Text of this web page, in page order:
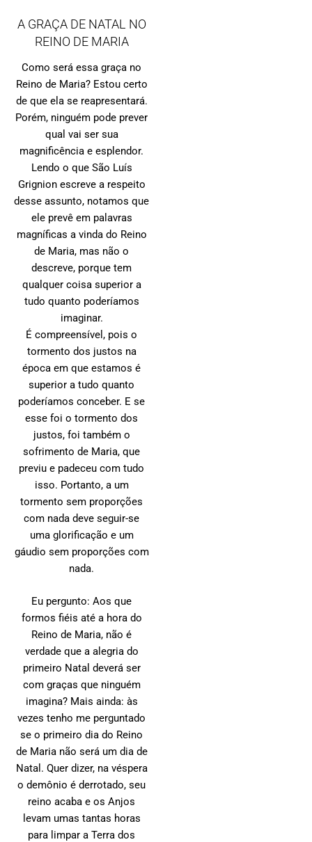
A GRAÇA DE NATAL NO
REINO DE MARIA
Como será essa graça no
Reino de Maria? Estou certo
de que ela se reapresentará.
Porém, ninguém pode prever
qual vai ser sua
magnificência e esplendor.
Lendo o que São Luís
Grignion escreve a respeito
desse assunto, notamos que
ele prevê em palavras
magníficas a vinda do Reino
de Maria, mas não o
descreve, porque tem
qualquer coisa superior a
tudo quanto poderíamos
imaginar.
É compreensível, pois o
tormento dos justos na
época em que estamos é
superior a tudo quanto
poderíamos conceber. E se
esse foi o tormento dos
justos, foi também o
sofrimento de Maria, que
previu e padeceu com tudo
isso. Portanto, a um
tormento sem proporções
com nada deve seguir-se
uma glorificação e um
gáudio sem proporções com
nada.
Eu pergunto: Aos que
formos fiéis até a hora do
Reino de Maria, não é
verdade que a alegria do
primeiro Natal deverá ser
com graças que ninguém
imagina? Mais ainda: às
vezes tenho me perguntado
se o primeiro dia do Reino
de Maria não será um dia de
Natal. Quer dizer, na véspera
o demônio é derrotado, seu
reino acaba e os Anjos
levam umas tantas horas
para limpar a Terra dos